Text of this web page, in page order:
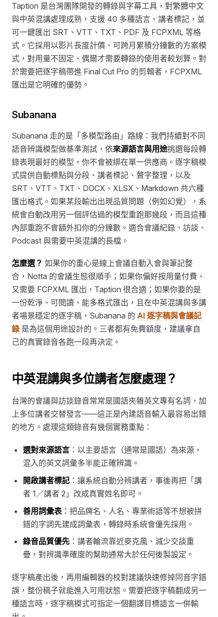
Taption 是台灣團隊開發的轉錄與字幕工具，對繁體中文
與中英混講處理成熟，支援 40 多種語言、講者標記，並
可一鍵匯出 SRT、VTT、TXT、PDF 及 FCPXML 等格
式。它採用以影片長度計價、可跨月累積分鐘數的方案模
式，對用量不固定、偶爾才需要轉錄的使用者較划算。對
於需要把逐字稿帶進 Final Cut Pro 的剪輯者，FCPXML
匯出是它明確的優勢。
Subanana
Subanana 走的是「多模型路由」路線：我們持續對不同
語音辨識模型做基準測試，依來源語言與用途挑選每段轉
錄表現最好的模型，你不會被綁在單一供應商。逐字稿模
式提供自動標點與分段、講者標記、贅字整理，以及
SRT、VTT、TXT、DOCX、XLSX、Markdown 共六種
匯出格式。如果某段輸出出現品質問題（例如幻覺），系
統會自動改用另一個評估過的模型重跑那幾段，而且這種
內部重跑不會額外扣你的分鐘數。適合會議紀錄、訪談、
Podcast 與需要中英混講的長檔。
怎麼選？ 如果你的重心是線上會議自動入會與筆記整
合，Notta 的會議生態很順手；如果你偏好按用量付費、
又需要 FCPXML 匯出，Taption 很合適；如果你要的是
一份乾淨、可閱讀、能多格式匯出，且在中英混講與多講
者場景穩定的逐字稿，Subanana 的 AI 逐字稿與會議記
錄 是為這個用途設計的。三者都有免費額度，建議拿自
己的真實錄音各跑一段再決定。
中英混講與多位講者怎麼處理？
台灣的會議與訪談錄音常常是國語夾雜英文專有名詞，加
上多位講者交替發言——這正是內建語音輸入最容易出錯
的地方。處理這類錄音有幾個實務重點：
選對來源語言 ：以主要語言（通常是國語）為來源，
混入的英文詞彙多半能正確辨識。
開啟講者標記 ：讓系統自動分辨講者，事後再把「講
者 1／講者 2」改成真實姓名即可。
善用詞彙表 ：把品牌名、人名、專業術語等不想被拼
錯的字詞先建成詞彙表，轉錄時系統會優先採用。
錄音品質優先 ：講者輪流靠近麥克風、減少交談重
疊，對辨識準確度的幫助通常大於任何後製設定。
逐字稿產出後，再用編輯器的校對建議快速修掉同音字錯
誤，整份稿子就能進入可用狀態。需要把逐字稿翻成另一
種語言時，逐字稿模式可指定一個翻譯目標語言一併輸